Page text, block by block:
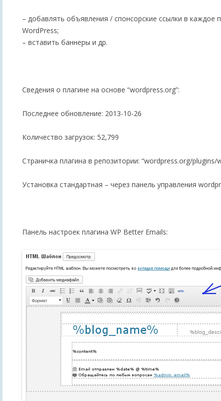
– добавлять объявления / спонсорские ссылки в каждое
WordPress;
– вставить баннеры и др.
Сведения о плагине на основе “wordpress.org”:
Последнее обновление: 2013-10-26
Количество загрузок: 52,799
Страничка плагина в репозитории: “wordpress.org/plugins/
Установка стандартная – через панель управления
Панель настроек плагина WP Better Emails: